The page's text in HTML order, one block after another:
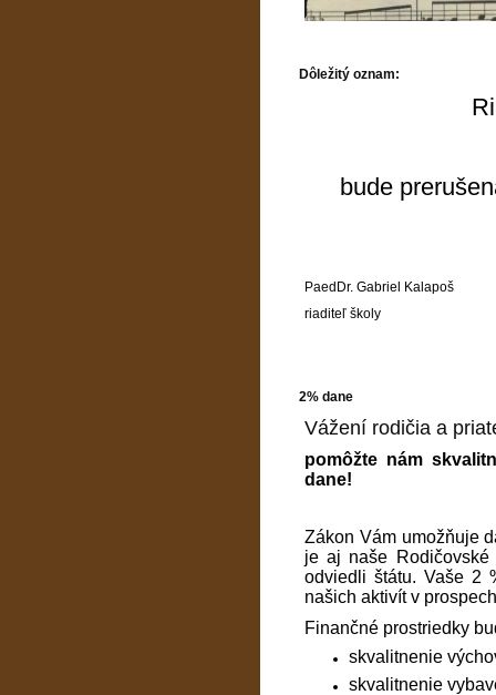
Dôležitý oznam:
bude
PaedDr. Gabriel Kalapoš
riaditeľ školy
2% dane
Vážení rodičia a
pomôžte nám
dane!
Zákon Vám umožňuje
je aj naše
odviedli štátu. Vaše 2
našich aktivít v
Finančné prostriedky
skvalitnenie
skvalitnenie